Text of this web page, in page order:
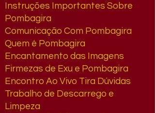
Instruções Importantes Sobre
Pombagira
Comunicação Com Pombagira
Quem é Pombagira
Encantamento das Imagens
Firmezas de Exu e Pombagira
Encontro Ao Vivo Tira Dúvidas
Trabalho de Descarrego e
Limpeza